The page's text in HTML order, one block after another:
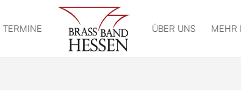
TERMINE ÜBER UNS MEHR